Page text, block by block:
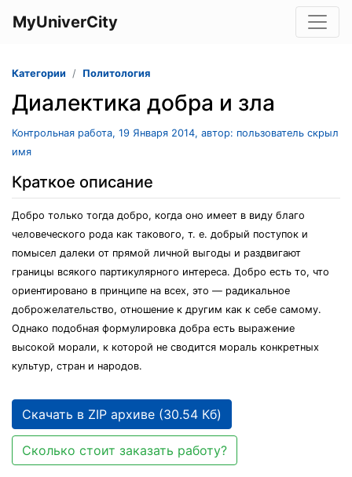
MyUniverCity
Категории Политология
Диалектика добра и зла
Контрольная работа, 19 Января 2014, автор: пользователь скрыл
имя
Краткое описание
Добро только тогда добро, когда оно имеет в виду благо
человеческого рода как такового, т. е. добрый поступок и
помысел далеки от прямой личной выгоды и раздвигают
границы всякого партикулярного интереса. Добро есть то, что
ориентировано в принципе на всех, это — радикальное
доброжелательство, отношение к другим как к себе самому.
Однако подобная формулировка добра есть выражение
высокой морали, к которой не сводится мораль конкретных
культур, стран и народов.
Скачать в ZIP архиве (30.54 Кб)
Сколько стоит заказать работу?